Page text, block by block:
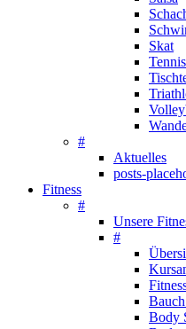
Skat
Tennis
#
Aktuelles
posts-
Fitness
#
Unsere
#
Body